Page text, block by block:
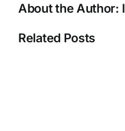
About the Author:
Related Posts